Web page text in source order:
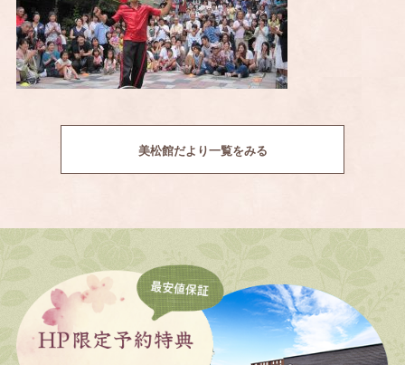
美松館だより一覧をみる